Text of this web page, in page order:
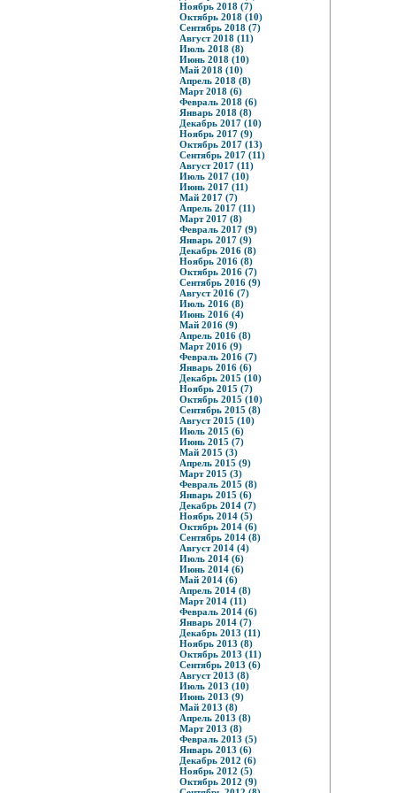
Ноябрь 2018 (7)
Октябрь 2018 (10)
Сентябрь 2018 (7)
Август 2018 (11)
Июль 2018 (8)
Июнь 2018 (10)
Май 2018 (10)
Апрель 2018 (8)
Март 2018 (6)
Февраль 2018 (6)
Январь 2018 (8)
Декабрь 2017 (10)
Ноябрь 2017 (9)
Октябрь 2017 (13)
Сентябрь 2017 (11)
Август 2017 (11)
Июль 2017 (10)
Июнь 2017 (11)
Май 2017 (7)
Апрель 2017 (11)
Март 2017 (8)
Февраль 2017 (9)
Январь 2017 (9)
Декабрь 2016 (8)
Ноябрь 2016 (8)
Октябрь 2016 (7)
Сентябрь 2016 (9)
Август 2016 (7)
Июль 2016 (8)
Июнь 2016 (4)
Май 2016 (9)
Апрель 2016 (8)
Март 2016 (9)
Февраль 2016 (7)
Январь 2016 (6)
Декабрь 2015 (10)
Ноябрь 2015 (7)
Октябрь 2015 (10)
Сентябрь 2015 (8)
Август 2015 (10)
Июль 2015 (6)
Июнь 2015 (7)
Май 2015 (3)
Апрель 2015 (9)
Март 2015 (3)
Февраль 2015 (8)
Январь 2015 (6)
Декабрь 2014 (7)
Ноябрь 2014 (5)
Октябрь 2014 (6)
Сентябрь 2014 (8)
Август 2014 (4)
Июль 2014 (6)
Июнь 2014 (6)
Май 2014 (6)
Апрель 2014 (8)
Март 2014 (11)
Февраль 2014 (6)
Январь 2014 (7)
Декабрь 2013 (11)
Ноябрь 2013 (8)
Октябрь 2013 (11)
Сентябрь 2013 (6)
Август 2013 (8)
Июль 2013 (10)
Июнь 2013 (9)
Май 2013 (8)
Апрель 2013 (8)
Март 2013 (8)
Февраль 2013 (5)
Январь 2013 (6)
Декабрь 2012 (6)
Ноябрь 2012 (5)
Октябрь 2012 (9)